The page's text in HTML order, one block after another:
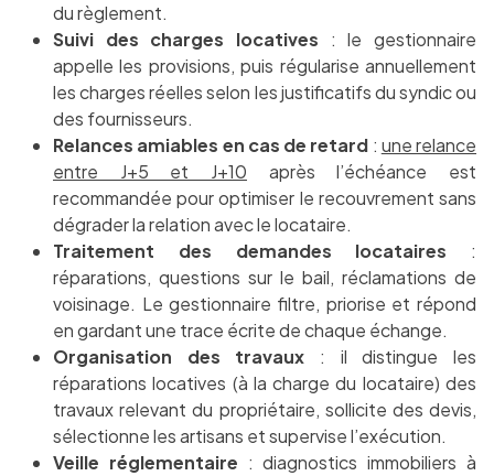
du règlement.
Suivi des charges locatives : le gestionnaire
appelle les provisions, puis régularise annuellement
les charges réelles selon les justificatifs du syndic ou
des fournisseurs.
Relances amiables en cas de retard : une relance
entre J+5 et J+10 après l’échéance est
recommandée pour optimiser le recouvrement sans
dégrader la relation avec le locataire.
Traitement des demandes locataires :
réparations, questions sur le bail, réclamations de
voisinage. Le gestionnaire filtre, priorise et répond
en gardant une trace écrite de chaque échange.
Organisation des travaux : il distingue les
réparations locatives (à la charge du locataire) des
travaux relevant du propriétaire, sollicite des devis,
sélectionne les artisans et supervise l’exécution.
Veille réglementaire : diagnostics immobiliers à